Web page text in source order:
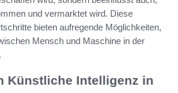
und vermarktet wird. Diese
bieten aufregende Möglichkeiten,
Mensch und Maschine in der
Künstliche Intelligenz in